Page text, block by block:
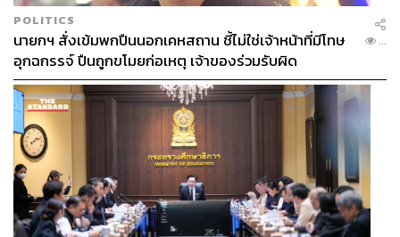
POLITICS
นายกฯ สั่งเข้มพกปืนนอกเคหสถาน ชี้ไม่ใช่เจ้าหน้าที่มีโทษ
อุกฉกรรจ์ ปืนถูกขโมยก่อเหตุ เจ้าของร่วมรับผิด
...